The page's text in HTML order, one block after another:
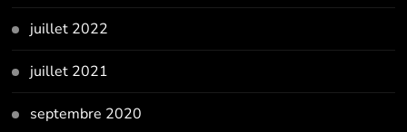
juillet 2022
juillet 2021
septembre 2020